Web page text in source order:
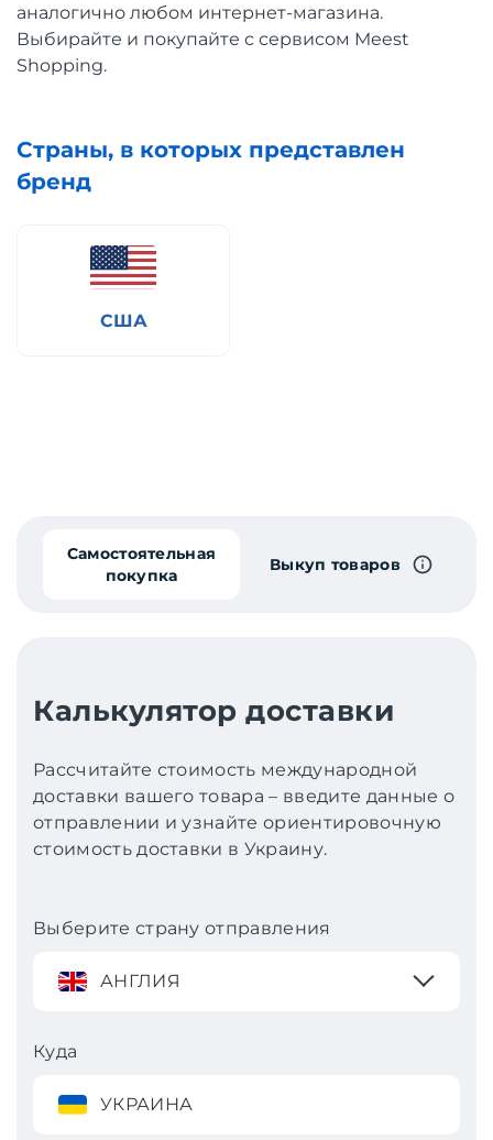
аналогично любом интернет-магазина.
Выбирайте и покупайте с сервисом Meest
Shopping.
Страны, в которых представлен
бренд
США
Самостоятельная
покупка
Выкуп товаров
Калькулятор доставки
Рассчитайте стоимость международной
доставки вашего товара – введите данные о
отправлении и узнайте ориентировочную
стоимость доставки в Украину.
Выберите страну отправления
АНГЛИЯ
Куда
УКРАИНА